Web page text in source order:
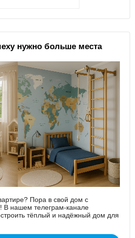
нужно больше места
Пора в свой дом с
В нашем телеграм-канале
тёплый и надёжный дом для